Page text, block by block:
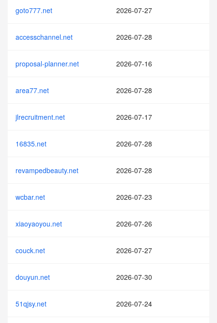
goto777.net 2026-07-27
accesschannel.net 2026-07-28
proposal-planner.net 2026-07-16
area77.net 2026-07-28
jlrecruitment.net 2026-07-17
16835.net 2026-07-28
revampedbeauty.net 2026-07-28
wcbar.net 2026-07-23
xiaoyaoyou.net 2026-07-26
couck.net 2026-07-27
douyun.net 2026-07-30
51qjsy.net 2026-07-24